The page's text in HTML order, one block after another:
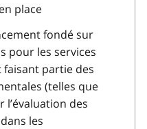
place
fondé sur
pour les services
faisant partie des
(telles que
l’évaluation des
les